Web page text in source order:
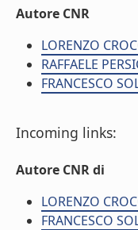
Autore CNR
LORENZO
RAFFAELE
FRANCESCO
Incoming links:
Autore CNR di
LORENZO
FRANCESCO